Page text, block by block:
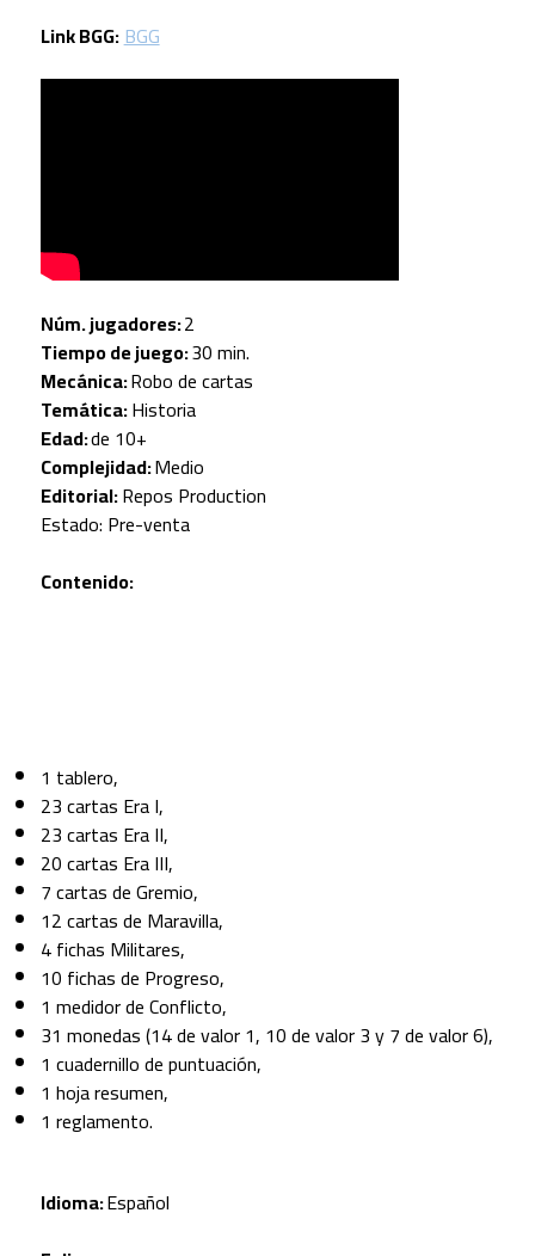
Link BGG:BGG
Núm. jugadores:2
Tiempo de juego:30 min.
Mecánica:Robo de cartas
Temática:Historia
Edad:de 10+
Complejidad:Medio
Editorial:Repos Production
Estado: Pre-venta
Contenido:
1 tablero,
23 cartas Era I,
23 cartas Era II,
20 cartas Era III,
7 cartas de Gremio,
12 cartas de Maravilla,
4 fichas Militares,
10 fichas de Progreso,
1 medidor de Conflicto,
31 monedas (14 de valor 1, 10 de valor 3 y 7 de valor 6),
1 cuadernillo de puntuación,
1 hoja resumen,
1 reglamento.
Idioma:Español